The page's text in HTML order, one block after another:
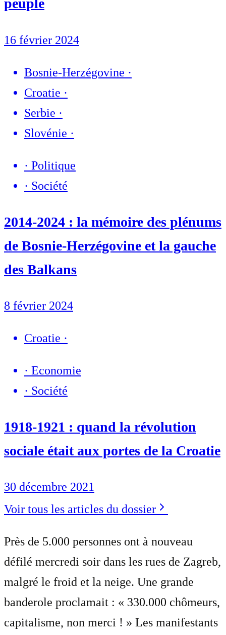
peuple
16 février 2024
Bosnie-Herzégovine ·
Croatie ·
Serbie ·
Slovénie ·
· Politique
· Société
2014-2024 : la mémoire des plénums
de Bosnie-Herzégovine et la gauche
des Balkans
8 février 2024
Croatie ·
· Economie
· Société
1918-1921 : quand la révolution
sociale était aux portes de la Croatie
30 décembre 2021
Voir tous les articles du dossier
Près de 5.000 personnes ont à nouveau
défilé mercredi soir dans les rues de Zagreb,
malgré le froid et la neige. Une grande
banderole proclamait : « 330.000 chômeurs,
capitalisme, non merci ! » Les manifestants